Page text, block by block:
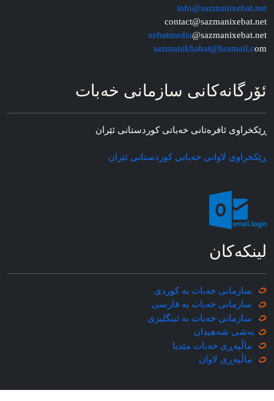
info@sazmanixebat.net
contact@sazmanixebat.net
xebatmedia@sazmanixebat.net
sazmanikhabat@hotmail.com
ئۆرگانه‌کانی سازمانی خه‌بات
ڕێکخراوی ئافره‌تانی خه‌باتی کوردستانی ئێران
ڕێکخراوی لاوانی خه‌باتی کوردستانی ئێران
لینکه‌کان
سازمانی خه‌بات به کوردی
سازمانی خه‌بات به فارسی
سازمانی خه‌بات به ئینگلیزی
به‌شی شه‌هیدان
ماڵپه‌ڕی خه‌بات مێدیا
ماڵپه‌ڕی لاوان